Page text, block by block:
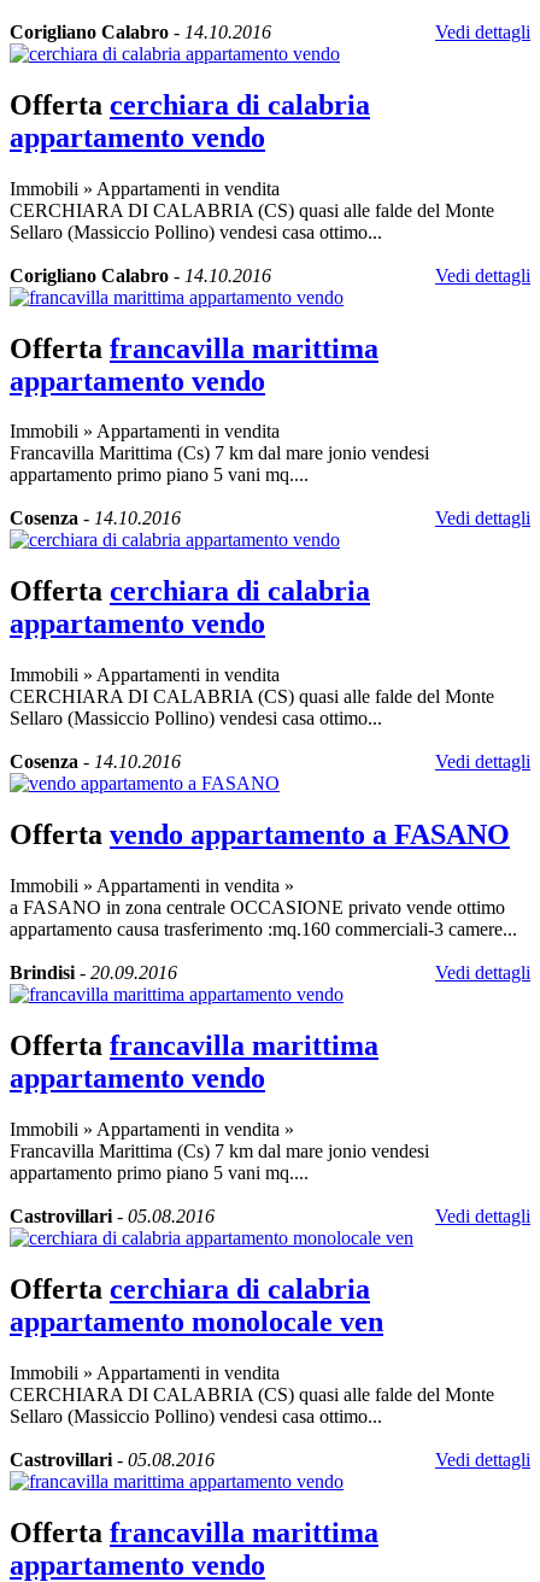
Corigliano Calabro - 14.10.2016 Vedi dettagli
Offerta cerchiara di calabria
appartamento vendo
Immobili » Appartamenti in vendita
CERCHIARA DI CALABRIA (CS) quasi alle falde del Monte
Sellaro (Massiccio Pollino) vendesi casa ottimo...
Corigliano Calabro - 14.10.2016 Vedi dettagli
Offerta francavilla marittima
appartamento vendo
Immobili » Appartamenti in vendita
Francavilla Marittima (Cs) 7 km dal mare jonio vendesi
appartamento primo piano 5 vani mq....
Cosenza - 14.10.2016 Vedi dettagli
Offerta cerchiara di calabria
appartamento vendo
Immobili » Appartamenti in vendita
CERCHIARA DI CALABRIA (CS) quasi alle falde del Monte
Sellaro (Massiccio Pollino) vendesi casa ottimo...
Cosenza - 14.10.2016 Vedi dettagli
Offerta vendo appartamento a FASANO
Immobili » Appartamenti in vendita »
a FASANO in zona centrale OCCASIONE privato vende ottimo
appartamento causa trasferimento :mq.160 commerciali-3 camere...
Brindisi - 20.09.2016 Vedi dettagli
Offerta francavilla marittima
appartamento vendo
Immobili » Appartamenti in vendita »
Francavilla Marittima (Cs) 7 km dal mare jonio vendesi
appartamento primo piano 5 vani mq....
Castrovillari - 05.08.2016 Vedi dettagli
Offerta cerchiara di calabria
appartamento monolocale ven
Immobili » Appartamenti in vendita
CERCHIARA DI CALABRIA (CS) quasi alle falde del Monte
Sellaro (Massiccio Pollino) vendesi casa ottimo...
Castrovillari - 05.08.2016 Vedi dettagli
Offerta francavilla marittima
appartamento vendo